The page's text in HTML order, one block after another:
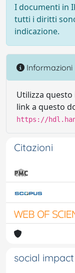
I documenti in
tutti i diritti
indicazione.
Informazioni
Utilizza
link a questo
https://
Citazioni
social impact